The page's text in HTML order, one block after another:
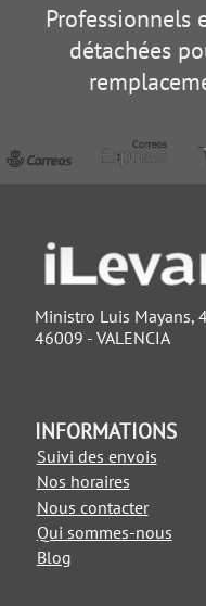
Professionnels
détachées
Ministro Luis Mayans,
46009 - VALENCIA
INFORMATIONS
Suivi des envois
Nos horaires
Nous contacter
Qui sommes-nous
Blog